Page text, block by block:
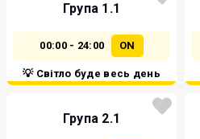
Група 1.1
00:00 - 24:00 ON
💡 Світло буде весь день
Група 2.1